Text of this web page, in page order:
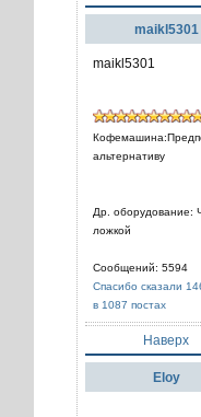
maikl5301
maikl5301
альтернативу
Др. оборудование:
ложкой
Сообщений: 5594
Спасибо сказали
в 1087 постах
Наверх
Eloy